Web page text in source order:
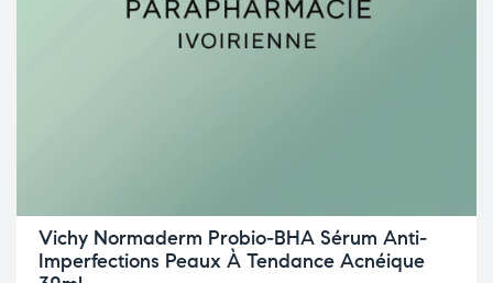
Vichy Normaderm Probio-BHA Sérum Anti-
Imperfections Peaux À Tendance Acnéique